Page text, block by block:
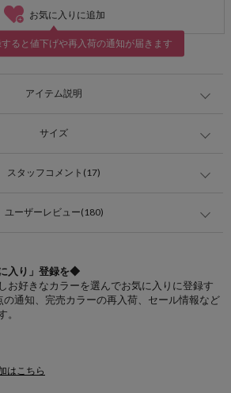
お気に入りに追加
ると値下げや再入荷の通知が届きます
アイテム説明
サイズ
スタッフコメント(17)
ユーザーレビュー(180)
入り」登録を◆
お好きなカラーを選んでお気に入りに登録す
通知、完売カラーの再入荷、セール情報など
。
はこちら